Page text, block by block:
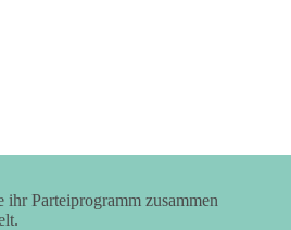
ihr Parteiprogramm zusammen